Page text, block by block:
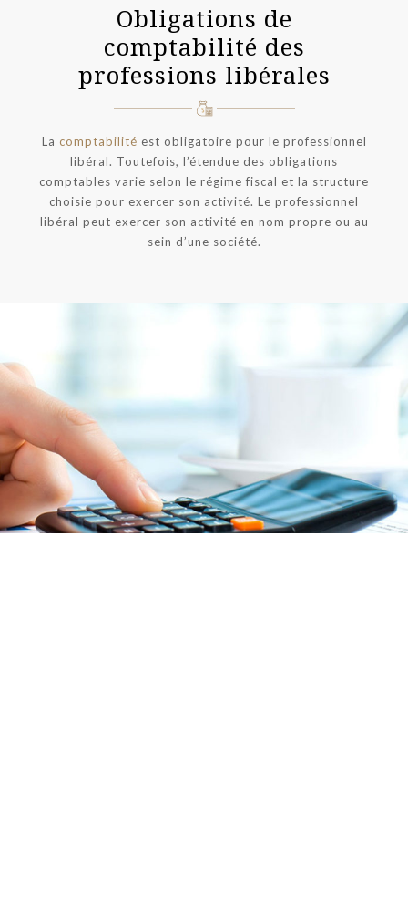
Obligations de
comptabilité des
professions libérales
La comptabilité est obligatoire pour le professionnel
libéral. Toutefois, l’étendue des obligations
comptables varie selon le régime fiscal et la structure
choisie pour exercer son activité. Le professionnel
libéral peut exercer son activité en nom propre ou au
sein d’une société.